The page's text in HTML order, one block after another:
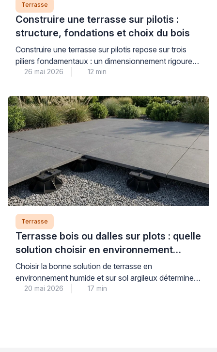
Terrasse
Construire une terrasse sur pilotis :
structure, fondations et choix du bois
Construire une terrasse sur pilotis repose sur trois
piliers fondamentaux : un dimensionnement rigoureux
de la structure porteuse, des fondations stables
durables répondant aux contraintes d’exposition.
Cette réalisation technique, qui transforme un terrain
en pente ou irrégulier en véritable espace de vie
extérieur, exige une compréhension […]
26 mai 2026 12 min
Terrasse
Terrasse bois ou dalles sur plots : quelle
solution choisir en environnement
humide ?
Choisir la bonne solution de terrasse en
environnement humide et sur sol argileux détermine la
durabilité de votre installation pour les 10 à 15 années
20 mai 2026 17 min